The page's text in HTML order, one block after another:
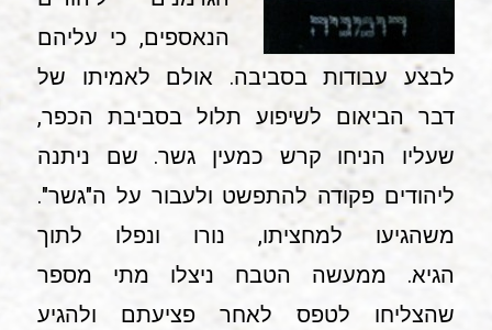
הנאספים, כי עליהם
לבצע עבודות בסביבה. אולם לאמיתו של
דבר הביאום לשיפוע תלול בסביבת הכפר,
שעליו הניחו קרש כמעין גשר. שם ניתנה
ליהודים פקודה להתפשט ולעבור על ה"גשר".
משהגיעו למחציתו, נורו ונפלו לתוך
הגיא. ממעשה הטבח ניצלו מתי מספר
שהצליחו לטפס לאחר פציעתם ולהגיע